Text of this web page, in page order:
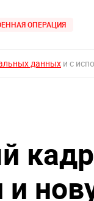
ОПЕРАЦИЯ
данных и с
и